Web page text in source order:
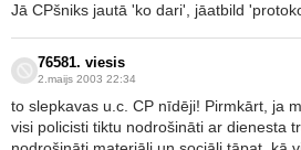
Jā CPšniks jautā 'ko dari', jāatbild
76581. viesis
2.maijs 2003 22:34
to slepkavas u.c. CP nīdēji! Pirmkārt, ja
visi policisti tiktu nodrošināti ar dienesta